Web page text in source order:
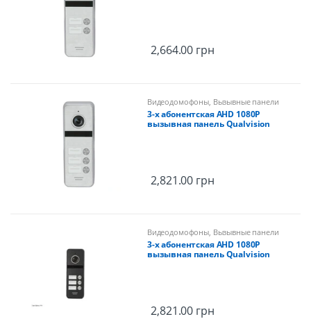
2,664.00 грн
Видеодомофоны Вызывные панели
3-х абонентская AHD 1080P
вызывная панель Qualvision
2,821.00 грн
Видеодомофоны Вызывные панели
3-х абонентская AHD 1080P
вызывная панель Qualvision
2,821.00 грн